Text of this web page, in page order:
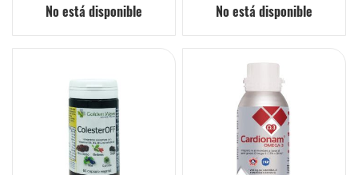
No está disponible No está disponible